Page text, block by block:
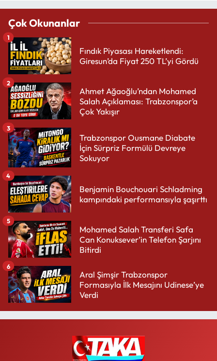
Çok Okunanlar
Fındık Piyasası Hareketlendi:
Giresun’da Fiyat 250 TL’yi Gördü
1
Ahmet Ağaoğlu’ndan Mohamed
Salah Açıklaması: Trabzonspor’a
Çok Yakışır
2
Trabzonspor Ousmane Diabate
İçin Sürpriz Formülü Devreye
Sokuyor
3
Benjamin Bouchouari Schladming
kampındaki performansıyla şaşırttı
4
Mohamed Salah Transferi Safa
Can Konuksever’in Telefon Şarjını
Bitirdi
5
Aral Şimşir Trabzonspor
Formasıyla İlk Mesajını Udinese’ye
Verdi
6